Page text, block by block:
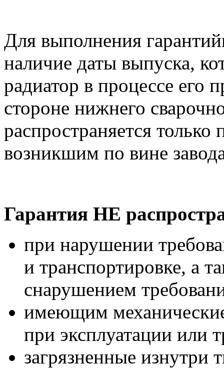
Для выполнения
наличие даты выпуска,
радиатор в процессе его
стороне нижнего
распространяется
возникшим по вине
Гарантия НЕ
при нарушении
и транспортировке, а
снарушением
имеющим
при эксплуатации или
загрязненные изнутри